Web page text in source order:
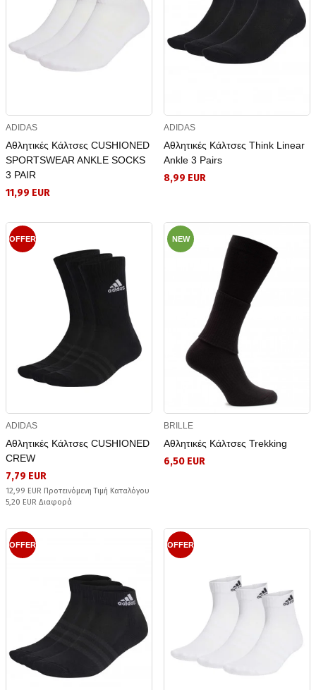
ADIDAS
Αθλητικές Κάλτσες CUSHIONED
SPORTSWEAR ANKLE SOCKS
3 PAIR
11,99 EUR
ADIDAS
Αθλητικές Κάλτσες Think Linear
Ankle 3 Pairs
8,99 EUR
OFFER
ADIDAS
Αθλητικές Κάλτσες CUSHIONED
CREW
7,79 EUR
12,99 EUR Προτεινόμενη Τιμή Καταλόγου
5,20 EUR Διαφορά
NEW
BRILLE
Αθλητικές Κάλτσες Trekking
6,50 EUR
OFFER OFFER